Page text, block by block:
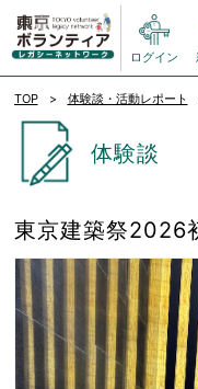
ログイン
TOP 体験談・活動レポート
体験談
東京建築祭2026